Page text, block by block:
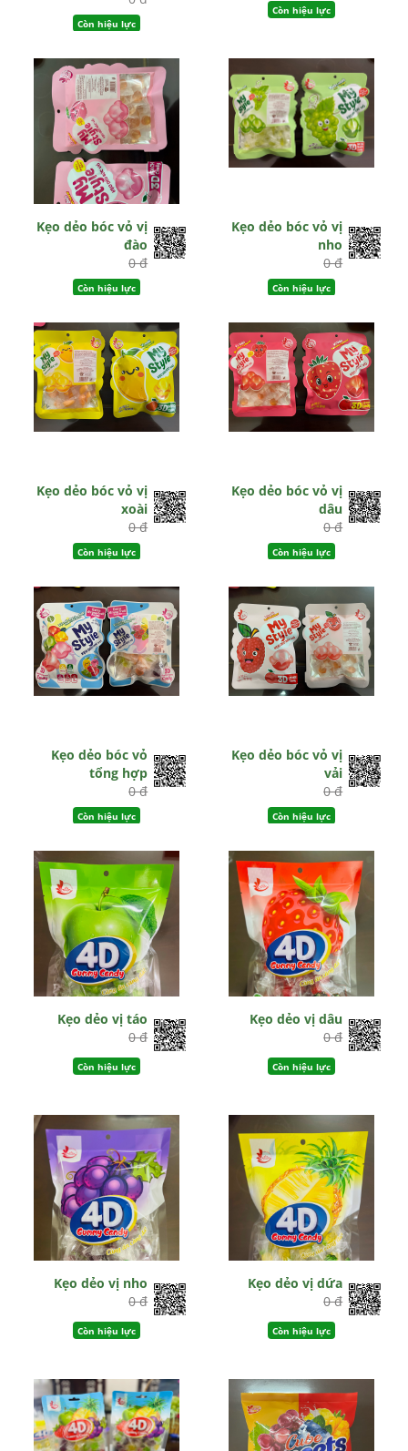
Còn hiệu lực
Còn hiệu lực
Kẹo dẻo bóc vỏ vị
đào
0 đ
Còn hiệu lực
Kẹo dẻo bóc vỏ vị
nho
0 đ
Còn hiệu lực
Kẹo dẻo bóc vỏ vị
xoài
0 đ
Còn hiệu lực
Kẹo dẻo bóc vỏ vị
dâu
0 đ
Còn hiệu lực
Kẹo dẻo bóc vỏ
tổng hợp
0 đ
Còn hiệu lực
Kẹo dẻo bóc vỏ vị
vải
0 đ
Còn hiệu lực
Kẹo dẻo vị táo
0 đ
Còn hiệu lực
Kẹo dẻo vị dâu
0 đ
Còn hiệu lực
Kẹo dẻo vị nho
0 đ
Còn hiệu lực
Kẹo dẻo vị dứa
0 đ
Còn hiệu lực